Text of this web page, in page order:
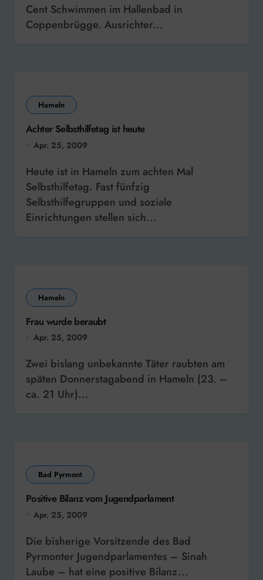
Cent Schwimmen im Hallenbad in
Coppenbrügge. Ausrichter...
Hameln
Achter Selbsthilfetag ist heute
Apr. 25, 2009
Heute ist in Hameln zum achten Mal
Selbsthilfetag. Fast fünfzig
Selbsthilfegruppen und soziale
Einrichtungen stellen sich...
Hameln
Frau wurde beraubt
Apr. 25, 2009
Zwei bislang unbekannte Täter raubten am
späten Donnerstagabend in Hameln (23. –
ca. 21 Uhr)...
Bad Pyrmont
Positive Bilanz vom Jugendparlament
Apr. 25, 2009
Die bisherige Vorsitzende des Bad
Pyrmonter Jugendparlamentes – Sinah
Laube – hat eine positive Bilanz...